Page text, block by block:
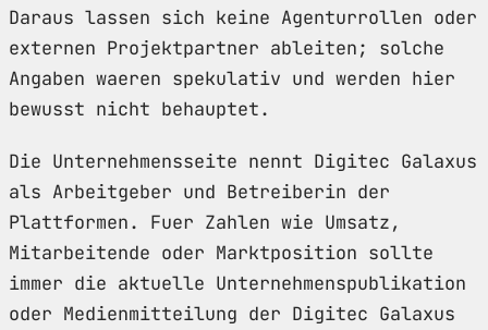
Daraus lassen sich keine Agenturrollen oder
externen Projektpartner ableiten; solche
Angaben waeren spekulativ und werden hier
bewusst nicht behauptet.
Die Unternehmensseite nennt Digitec Galaxus
als Arbeitgeber und Betreiberin der
Plattformen. Fuer Zahlen wie Umsatz,
Mitarbeitende oder Marktposition sollte
immer die aktuelle Unternehmenspublikation
oder Medienmitteilung der Digitec Galaxus